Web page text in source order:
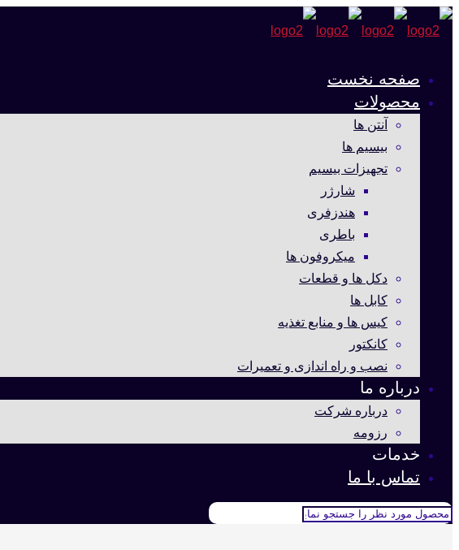
صفحه نخست
محصولات
آنتن ها
بیسیم ها
تجهیزات بیسیم
شارژر
هندزفری
باطری
میکروفون ها
دکل ها و قطعات
کابل ها
کیس ها و منابع تغذیه
کانکتور
نصب و راه اندازی و تعمیرات
درباره ما
درباره شرکت
رزومه
خدمات
تماس با ما